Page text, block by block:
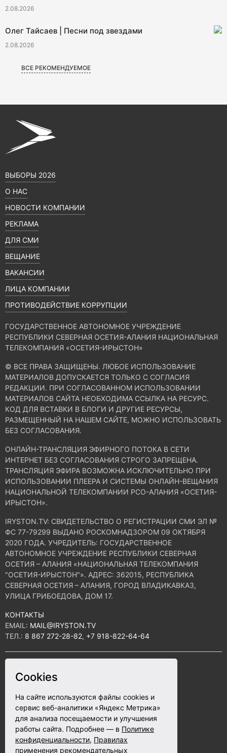
2.08.2026
Олег Тайсаев | Песни под звездами
2.08.2026
ВСЕ РЕКОМЕНДУЕМОЕ
ВЫБОРЫ 2026
О НАС
НОВОСТИ КОМПАНИИ
РЕКЛАМА
ДЛЯ СМИ
ВЕЩАНИЕ
ВАКАНСИИ
ЛИЦА КОМПАНИИ
ПРОТИВОДЕЙСТВИЕ КОРРУПЦИИ
ГОСУДАРСТВЕННОЕ АВТОНОМНОЕ УЧРЕЖДЕНИЕ
РЕСПУБЛИКИ СЕВЕРНАЯ ОСЕТИЯ-АЛАНИЯ НАЦИОНАЛЬНАЯ
ТЕЛЕКОМПАНИЯ «ОСЕТИЯ-ИРЫСТОН»
© ВСЕ ПРАВА ЗАЩИЩЕНЫ. ЛЮБОЕ ИСПОЛЬЗОВАНИЕ
МАТЕРИАЛОВ ДОПУСКАЕТСЯ ТОЛЬКО С СОГЛАСИЯ
РЕДАКЦИИ. ПРИ СОГЛАСОВАННОМ ИСПОЛЬЗОВАНИИ
МАТЕРИАЛОВ САЙТА НЕОБХОДИМА ССЫЛКА НА РЕСУРС.
КОД ДЛЯ ВСТАВКИ В БЛОГИ И ДРУГИЕ РЕСУРСЫ,
РАЗМЕЩЕННЫЙ НА НАШЕМ САЙТЕ, МОЖНО ИСПОЛЬЗОВАТЬ
БЕЗ СОГЛАСОВАНИЯ.
ОНЛАЙН-ТРАНСЛЯЦИЯ ЭФИРНОГО ПОТОКА В СЕТИ
ИНТЕРНЕТ БЕЗ СОГЛАСОВАНИЯ СТРОГО ЗАПРЕЩЕНА.
ТРАНСЛЯЦИЯ ЭФИРА ВОЗМОЖНА ИСКЛЮЧИТЕЛЬНО ПРИ
ИСПОЛЬЗОВАНИИ ПЛЕЕРА И СИСТЕМЫ ОНЛАЙН-ВЕЩАНИЯ
НАЦИОНАЛЬНОЙ ТЕЛЕКОМПАНИИ РСО-АЛАНИЯ «ОСЕТИЯ-
ИРЫСТОН».
IRYSTON.TV: CВИДЕТЕЛЬСТВО О РЕГИСТРАЦИИ СМИ ЭЛ №
ФС 77-79299 ВЫДАНО РОСКОМНАДЗОРОМ 09 ОКТЯБРЯ
2020 ГОДА. УЧРЕДИТЕЛЬ: ГОСУДАРСТВЕННОЕ
АВТОНОМНОЕ УЧРЕЖДЕНИЕ РЕСПУБЛИКИ СЕВЕРНАЯ
ОСЕТИЯ – АЛАНИЯ «НАЦИОНАЛЬНАЯ ТЕЛЕКОМПАНИЯ
"ОСЕТИЯ-ИРЫСТОН"». АДРЕС: 362015, РЕСПУБЛИКА
СЕВЕРНАЯ ОСЕТИЯ – АЛАНИЯ, ГОРОД ВЛАДИКАВКАЗ,
УЛИЦА ГРИБОЕДОВА, ДОМ 17.
КОНТАКТЫ
EMAIL: MAIL@IRYSTON.TV
ТЕЛ.: 8 867 272-28-82, +7 918-822-64-64
ПРАВИЛА ИСПОЛЬЗОВАНИЯ ФАЙЛОВ COOKIE
ПОЛЬЗОВАТЕЛЬСКОЕ СОГЛАШЕНИЕ
Разработка сайта - ABETA.ru
Cookies
На сайте используются файлы cookies и
сервис веб-аналитики «Яндекс Метрика»
для анализа посещаемости и улучшения
работы сайта. Подробнее — в Политике
конфиденциальности, Правилах
применения рекомендательных